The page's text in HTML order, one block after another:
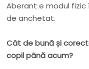
Aberant e modul fizic
de anchetat.
Cât de bună și
copil până acum?